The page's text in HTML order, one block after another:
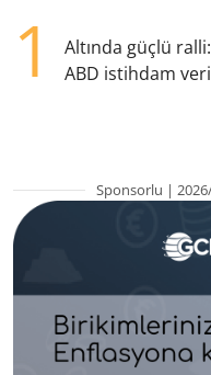
1
Altında güçlü
ABD istihdam
Sponsorlu |